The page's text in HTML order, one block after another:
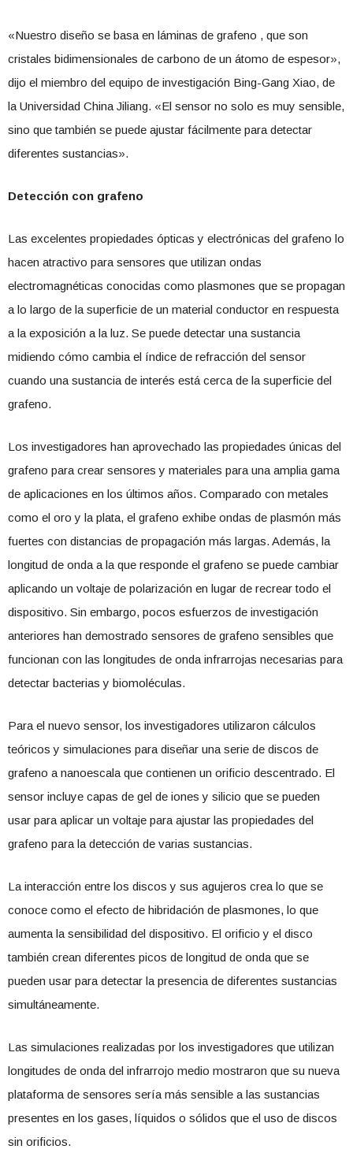
«Nuestro diseño se basa en láminas de grafeno , que son
cristales bidimensionales de carbono de un átomo de espesor»,
dijo el miembro del equipo de investigación Bing-Gang Xiao, de
la Universidad China Jiliang. «El sensor no solo es muy sensible,
sino que también se puede ajustar fácilmente para detectar
diferentes sustancias».
Detección con grafeno
Las excelentes propiedades ópticas y electrónicas del grafeno lo
hacen atractivo para sensores que utilizan ondas
electromagnéticas conocidas como plasmones que se propagan
a lo largo de la superficie de un material conductor en respuesta
a la exposición a la luz. Se puede detectar una sustancia
midiendo cómo cambia el índice de refracción del sensor
cuando una sustancia de interés está cerca de la superficie del
grafeno.
Los investigadores han aprovechado las propiedades únicas del
grafeno para crear sensores y materiales para una amplia gama
de aplicaciones en los últimos años. Comparado con metales
como el oro y la plata, el grafeno exhibe ondas de plasmón más
fuertes con distancias de propagación más largas. Además, la
longitud de onda a la que responde el grafeno se puede cambiar
aplicando un voltaje de polarización en lugar de recrear todo el
dispositivo. Sin embargo, pocos esfuerzos de investigación
anteriores han demostrado sensores de grafeno sensibles que
funcionan con las longitudes de onda infrarrojas necesarias para
detectar bacterias y biomoléculas.
Para el nuevo sensor, los investigadores utilizaron cálculos
teóricos y simulaciones para diseñar una serie de discos de
grafeno a nanoescala que contienen un orificio descentrado. El
sensor incluye capas de gel de iones y silicio que se pueden
usar para aplicar un voltaje para ajustar las propiedades del
grafeno para la detección de varias sustancias.
La interacción entre los discos y sus agujeros crea lo que se
conoce como el efecto de hibridación de plasmones, lo que
aumenta la sensibilidad del dispositivo. El orificio y el disco
también crean diferentes picos de longitud de onda que se
pueden usar para detectar la presencia de diferentes sustancias
simultáneamente.
Las simulaciones realizadas por los investigadores que utilizan
longitudes de onda del infrarrojo medio mostraron que su nueva
plataforma de sensores sería más sensible a las sustancias
presentes en los gases, líquidos o sólidos que el uso de discos
sin orificios.